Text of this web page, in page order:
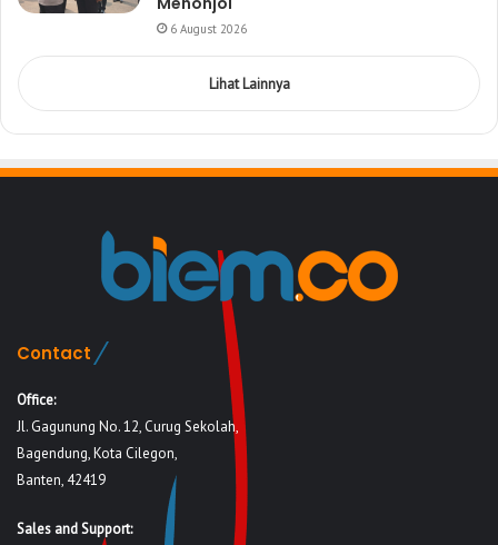
6 August 2026
Lihat Lainnya
Contact
Office:
Jl. Gagunung No. 12, Curug Sekolah,
Bagendung, Kota Cilegon,
Banten, 42419
Sales and Support: